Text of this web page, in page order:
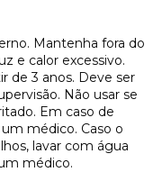
Mantenha fora do
e calor excessivo.
de 3 anos. Deve ser
Não usar se
Em caso de
médico. Caso o
lavar com água
médico.